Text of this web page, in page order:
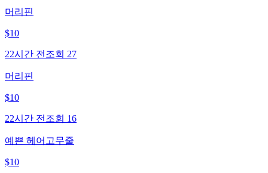
머리핀
$10
22시간 전 조회 27
머리핀
$10
22시간 전 조회 16
예쁜 헤어고무줄
$10